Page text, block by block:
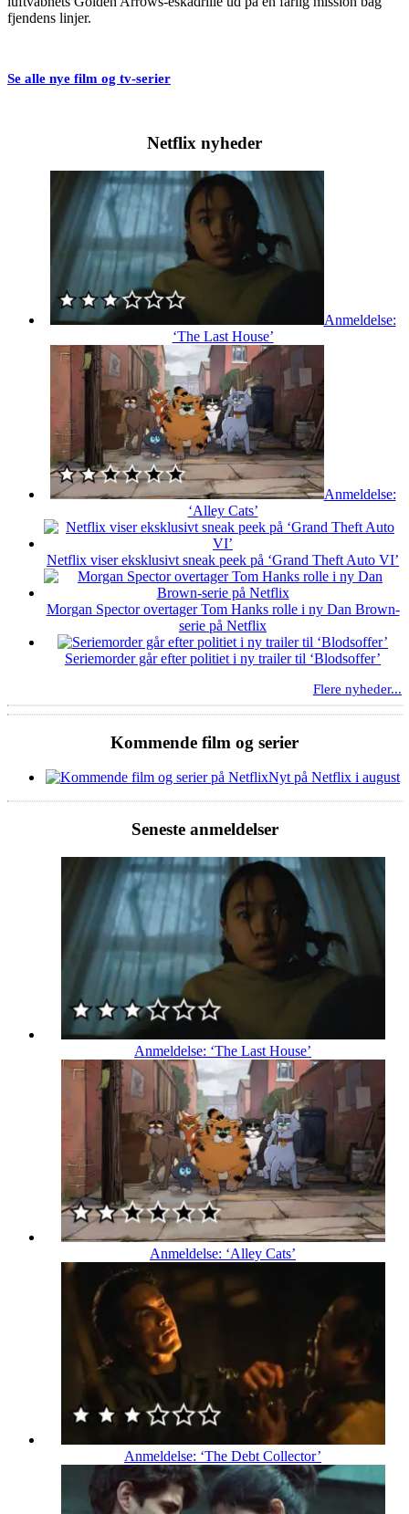
fjendens linjer.
Se alle nye film og tv-serier
Netflix nyheder
Anmeldelse:
‘The Last House’
Anmeldelse:
‘Alley Cats’
Netflix viser eksklusivt sneak peek på ‘Grand Theft Auto VI’
Morgan Spector overtager Tom Hanks rolle i ny Dan Brown-
serie på Netflix
Seriemorder går efter politiet i ny trailer til ‘Blodsoffer’
Flere nyheder...
Kommende film og serier
Nyt på Netflix i august
Seneste anmeldelser
Anmeldelse: ‘The Last House’
Anmeldelse: ‘Alley Cats’
Anmeldelse: ‘The Debt Collector’